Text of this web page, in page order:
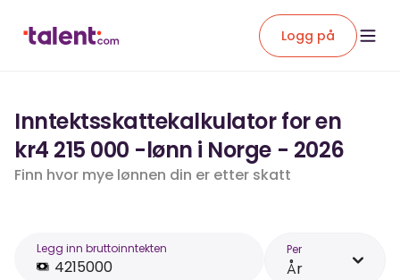
Logg på
Inntektsskattekalkulator for en
kr4 215 000 -lønn i Norge - 2026
Finn hvor mye lønnen din er etter skatt
Legg inn bruttoinntekten Per
År